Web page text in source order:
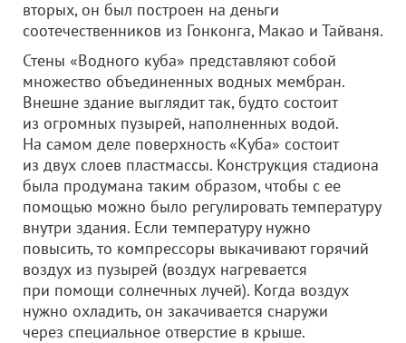
вторых, он был построен на деньги
соотечественников из Гонконга, Макао и Тайваня.
Стены «Водного куба» представляют собой
множество объединенных водных мембран.
Внешне здание выглядит так, будто состоит
из огромных пузырей, наполненных водой.
На самом деле поверхность «Куба» состоит
из двух слоев пластмассы. Конструкция стадиона
была продумана таким образом, чтобы с ее
помощью можно было регулировать температуру
внутри здания. Если температуру нужно
повысить, то компрессоры выкачивают горячий
воздух из пузырей (воздух нагревается
при помощи солнечных лучей). Когда воздух
нужно охладить, он закачивается снаружи
через специальное отверстие в крыше.